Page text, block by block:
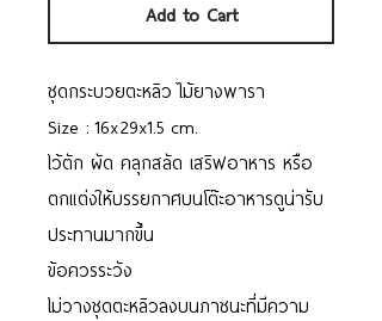
Add to Cart
ชุดกระบวยตะหลิว ไม้ยางพารา
Size : 16x29x1.5 cm.
ไว้ตัก ผัด คลุกสลัด เสริฟอาหาร หรือ
ตกแต่งให้บรรยกาศบนโต๊ะอาหารดูน่ารับ
ประทานมากขึ้น
ข้อควรระวัง
ไม่วางชุดตะหลิวลงบนภาชนะที่มีความ